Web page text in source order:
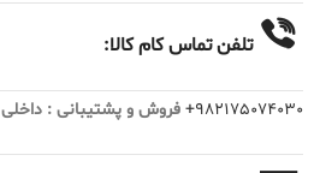
تلفن تماس کام کالا:
982175074030+ فروش و پشتیبانی : داخلی 19 الی 28